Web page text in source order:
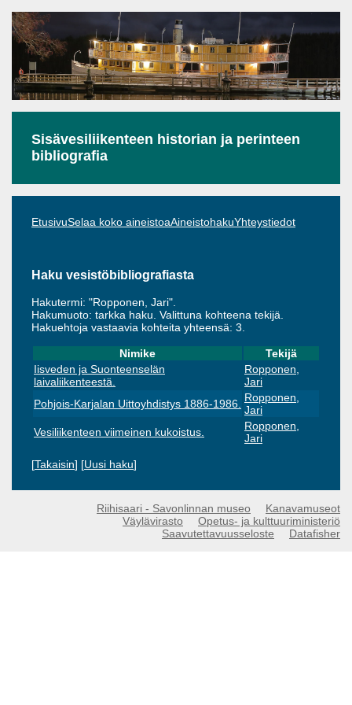
Sisävesiliikenteen historian ja perinteen
bibliografia
Haku vesistöbibliografiasta
Hakutermi: "Ropponen, Jari".
Hakumuoto: tarkka haku. Valittuna kohteena tekijä.
Hakuehtoja vastaavia kohteita yhteensä: 3.
Nimike
Tekijä
Iisveden ja Suonteenselän
laivaliikenteestä.
Ropponen,
Jari
Pohjois-Karjalan Uittoyhdistys 1886-1986. Ropponen,
Jari
Vesiliikenteen viimeinen kukoistus.
Ropponen,
Jari
[Takaisin] [Uusi haku]
EtusivuSelaa koko aineistoaAineistohakuYhteystiedot
Riihisaari - Savonlinnan museo
Kanavamuseot
Väylävirasto
Opetus- ja kulttuuriministeriö
Saavutettavuusseloste
Datafisher